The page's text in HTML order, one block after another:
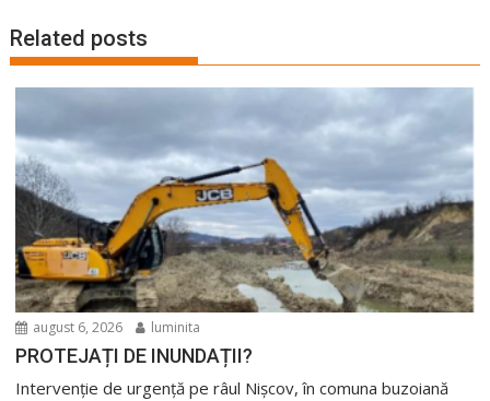
Related posts
august 6, 2026 luminita
PROTEJAȚI DE INUNDAȚII?
Intervenție de urgență pe râul Nișcov, în comuna buzoiană